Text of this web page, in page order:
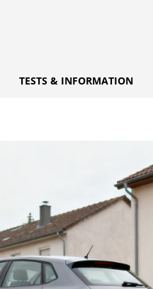
TESTS & INFORMATION